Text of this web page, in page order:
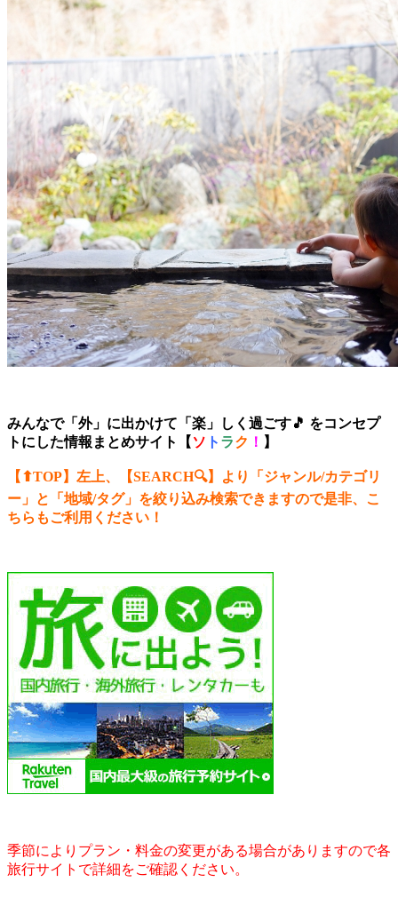
みんなで「外」に出かけて「楽」しく過ごす🎵 をコンセプ
トにした情報まとめサイト【 ソ ト ラク ！ 】
【⬆︎TOP】左上、【SEARCH🔍】より「ジャンル/カテゴリ
ー 」と「地域/タグ」を絞り込み検索できますので是非、こ
ちらもご利用ください！
季節によりプラン・料金の変更がある場合がありますので各
旅行サイトで詳細をご確認ください。